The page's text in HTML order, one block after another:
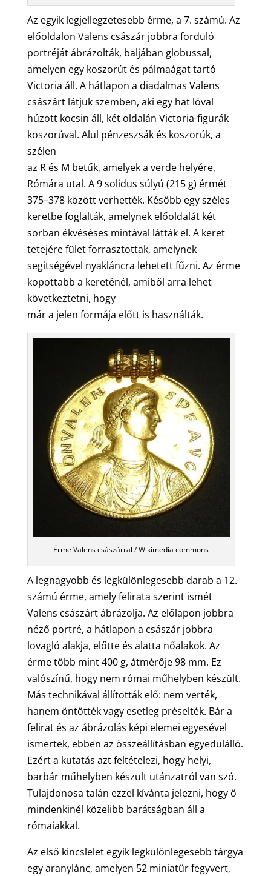
Az egyik legjellegzetesebb érme, a 7. számú. Az
előoldalon Valens császár jobbra forduló
portréját ábrázolták, baljában globussal,
amelyen egy koszorút és pálmaágat tartó
Victoria áll. A hátlapon a diadalmas Valens
császárt látjuk szemben, aki egy hat lóval
húzott kocsin áll, két oldalán Victoria-figurák
koszorúval. Alul pénzeszsák és koszorúk, a
szélen
az R és M betűk, amelyek a verde helyére,
Rómára utal. A 9 solidus súlyú (215 g) érmét
375–378 között verhették. Később egy széles
keretbe foglalták, amelynek előoldalát két
sorban ékvéséses mintával látták el. A keret
tetejére fület forrasztottak, amelynek
segítségével nyakláncra lehetett fűzni. Az érme
kopottabb a kereténél, amiből arra lehet
következtetni, hogy
már a jelen formája előtt is használták.
Érme Valens császárral / Wikimedia commons
A legnagyobb és legkülönlegesebb darab a 12.
számú érme, amely felirata szerint ismét
Valens császárt ábrázolja. Az előlapon jobbra
néző portré, a hátlapon a császár jobbra
lovagló alakja, előtte és alatta nőalakok. Az
érme több mint 400 g, átmérője 98 mm. Ez
valószínű, hogy nem római műhelyben készült.
Más technikával állították elő: nem verték,
hanem öntötték vagy esetleg préselték. Bár a
felirat és az ábrázolás képi elemei egyesével
ismertek, ebben az összeállításban egyedülálló.
Ezért a kutatás azt feltételezi, hogy helyi,
barbár műhelyben készült utánzatról van szó.
Tulajdonosa talán ezzel kívánta jelezni, hogy ő
mindenkinél közelibb barátságban áll a
rómaiakkal.
Az első kincslelet egyik legkülönlegesebb tárgya
egy aranylánc, amelyen 52 miniatűr fegyvert,